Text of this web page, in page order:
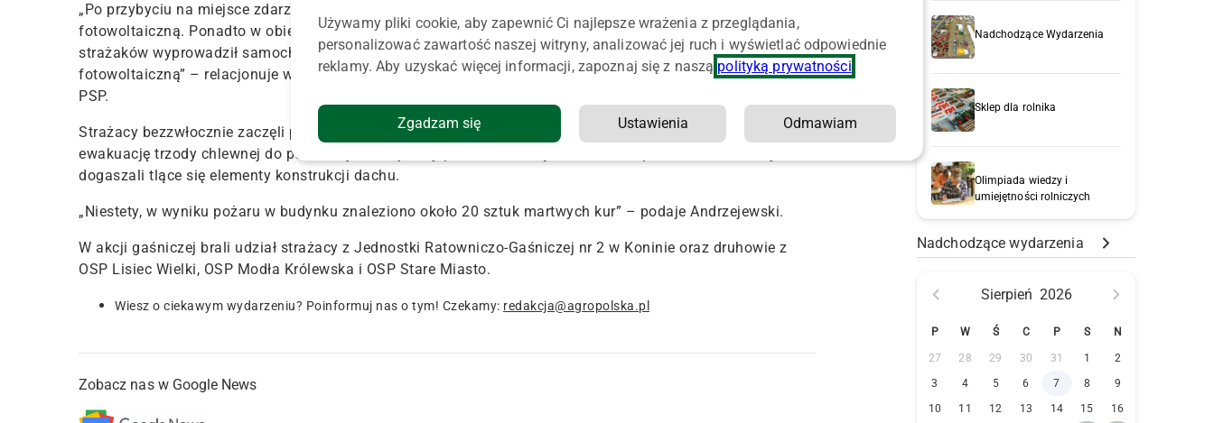
„Po przybyciu na miejsce zdarzenia stwierdzono całkowicie objęty pożarem dach budynku wraz z instalacją
fotowoltaiczną. Ponadto w obiekcie znajdowały się 22 sztuki trzody chlewnej.Właściciel przed przybyciem
strażaków wyprowadził samochód osobowy z budynku oraz odłączył instalację elektryczną i
fotowoltaiczną” – relacjonuje w komunikacie st. kpt. Sebastian Andrzejewski, oficer prasowy konińskiej KM
PSP.
Strażacy bezzwłocznie zaczęli podawać prądy wody na płonący obiekt.
W tym samym czasie prowadzono
ewakuację trzody chlewnej do pobliskiej stodoły.
dogaszali tlące się elementy konstrukcji dachu.
„Niestety, w wyniku pożaru w budynku znaleziono około 20 sztuk martwych kur” – podaje Andrzejewski.
W akcji gaśniczej brali udział strażacy z Jednostki Ratowniczo-Gaśniczej nr 2 w Koninie oraz druhowie z
OSP Lisiec Wielki, OSP Modła Królewska i OSP Stare Miasto.
Wiesz o ciekawym wydarzeniu? Poinformuj nas o tym! Czekamy: redakcja@agropolska.pl
Zobacz nas w Google News
Nadchodzące Wydarzenia
Sklep dla rolnika
Olimpiada wiedzy i
umiejętności rolniczych
Nadchodzące wydarzenia
Sierpień 2026
P W Ś C P S N
27 28 29 30 31 1
2
3
4 5 6 7 8
9
10
11 12 13 14 15
16
Używamy pliki cookie, aby zapewnić Ci najlepsze wrażenia z przeglądania,
personalizować zawartość naszej witryny, analizować jej ruch i wyświetlać odpowiednie
reklamy. Aby uzyskać więcej informacji, zapoznaj się z naszą polityką prywatności
Zgadzam się Ustawienia Odmawiam